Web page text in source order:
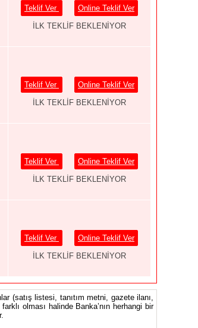
Teklif Ver
Online Teklif Ver
İLK TEKLİF BEKLENİYOR
Teklif Ver
Online Teklif Ver
İLK TEKLİF BEKLENİYOR
Teklif Ver
Online Teklif Ver
İLK TEKLİF BEKLENİYOR
Teklif Ver
Online Teklif Ver
İLK TEKLİF BEKLENİYOR
(satış listesi, tanıtım metni, gazete ilanı,
olması halinde Banka’nın herhangi bir